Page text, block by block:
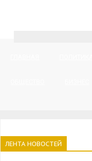
ЛЕНТА НОВОСТЕЙ